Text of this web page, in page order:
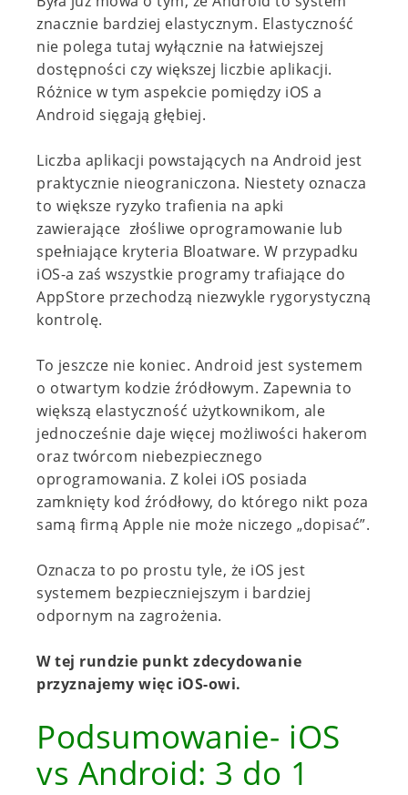
znacznie bardziej elastycznym. Elastyczność
nie polega tutaj wyłącznie na łatwiejszej
dostępności czy większej liczbie aplikacji.
Różnice w tym aspekcie pomiędzy iOS a
Android sięgają głębiej.
Liczba aplikacji powstających na Android jest
praktycznie nieograniczona. Niestety oznacza
to większe ryzyko trafienia na apki
zawierające złośliwe oprogramowanie lub
spełniające kryteria Bloatware. W przypadku
iOS-a zaś wszystkie programy trafiające do
AppStore przechodzą niezwykle rygorystyczną
kontrolę.
To jeszcze nie koniec. Android jest systemem
o otwartym kodzie źródłowym. Zapewnia to
większą elastyczność użytkownikom, ale
jednocześnie daje więcej możliwości hakerom
oraz twórcom niebezpiecznego
oprogramowania. Z kolei iOS posiada
zamknięty kod źródłowy, do którego nikt poza
samą firmą Apple nie może niczego „dopisać”.
Oznacza to po prostu tyle, że iOS jest
systemem bezpieczniejszym i bardziej
odpornym na zagrożenia.
W tej rundzie punkt zdecydowanie
przyznajemy więc iOS-owi.
Podsumowanie- iOS
vs Android: 3 do 1